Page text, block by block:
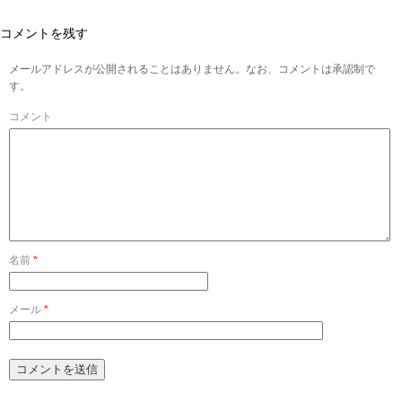
コメントを残す
メールアドレスが公開されることはありません。なお、コメントは承認制で
す。
コメント
名前 *
メール *